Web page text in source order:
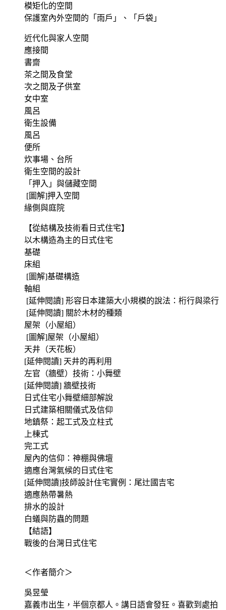
模矩化的空間
保護室內外空間的「雨戶」、「戶袋」
近代化與家人空間
應接間
書齋
茶之間及食堂
次之間及子供室
女中室
風呂
衛生設備
風呂
便所
炊事場、台所
衛生空間的設計
「押入」與儲藏空間
[圖解]押入空間
緣側與庭院
【從結構及技術看日式住宅】
以木構造為主的日式住宅
基礎
床組
[圖解]基礎構造
軸組
[延伸閱讀] 形容日本建築大小規模的說法：桁行與梁行
[延伸閱讀] 關於木材的種類
屋架（小屋組）
[圖解]屋架（小屋組）
天井（天花板）
[延伸閱讀] 天井的再利用
左官（牆壁）技術：小舞壁
[延伸閱讀] 牆壁技術
日式住宅小舞壁細部解說
日式建築相關儀式及信仰
地鎮祭：起工式及立柱式
上棟式
完工式
屋內的信仰：神棚與佛壇
適應台灣氣候的日式住宅
[延伸閱讀]技師設計住宅實例：尾辻國吉宅
適應熱帶暑熱
排水的設計
白蟻與防蟲的問題
【結語】
戰後的台灣日式住宅
＜作者簡介＞
吳昱瑩
嘉義市出生，半個京都人。講日語會發狂。喜歡到處拍